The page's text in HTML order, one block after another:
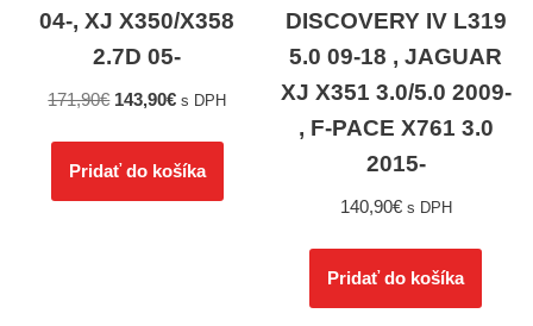
04-, XJ X350/X358
2.7D 05-
171,90€ 143,90€ s DPH
Pridať do košíka
DISCOVERY IV L319
5.0 09-18 , JAGUAR
XJ X351 3.0/5.0 2009-
, F-PACE X761 3.0
2015-
140,90€ s DPH
Pridať do košíka